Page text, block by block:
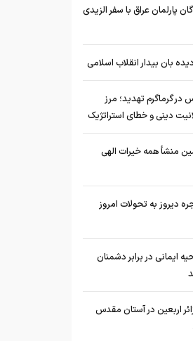
پارلمان عراق با سفر الزیدی
بان بیدار انقلاب اسلامی
در گرماگرم تهدید؛ مرز
دینی و خطای استراتژیک
منشأ همه خیرات الهی
دیروز به تحولات امروز
ایمانی در برابر دشمنان
هزار زائر اربعین در آستان مقدس